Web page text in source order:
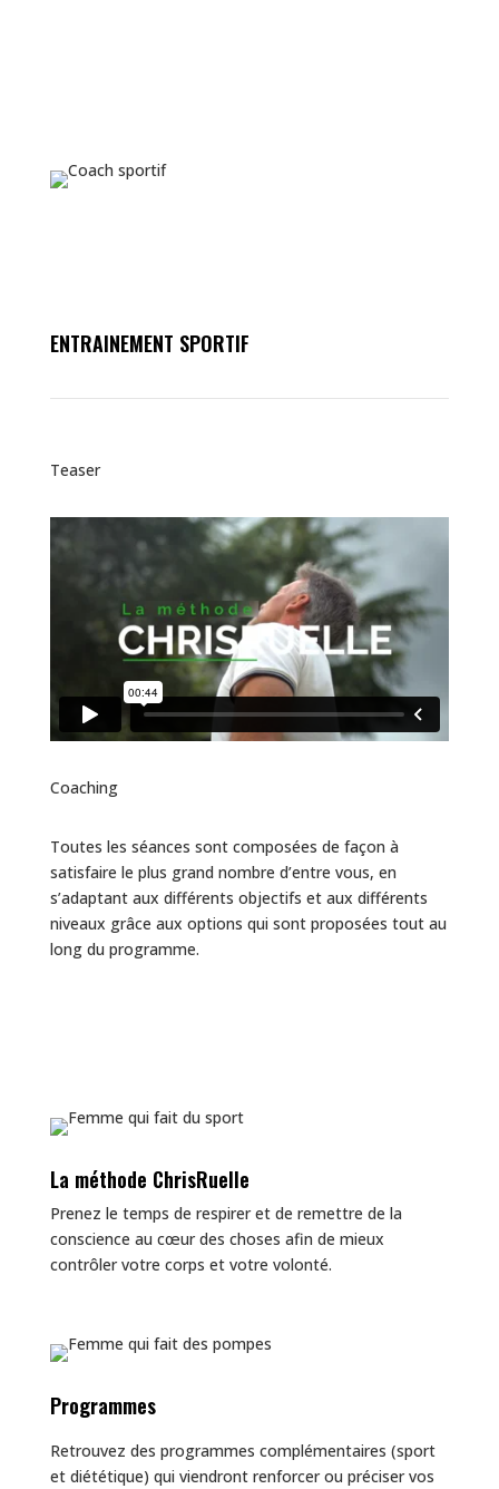
ENTRAINEMENT SPORTIF
Teaser
Coaching
Toutes les séances sont composées de façon à
satisfaire le plus grand nombre d’entre vous, en
s’adaptant aux différents objectifs et aux différents
niveaux grâce aux options qui sont proposées tout au
long du programme.
La méthode ChrisRuelle
Prenez le temps de respirer et de remettre de la
conscience au cœur des choses afin de mieux
contrôler votre corps et votre volonté.
Programmes
Retrouvez des programmes complémentaires (sport
et diététique) qui viendront renforcer ou préciser vos